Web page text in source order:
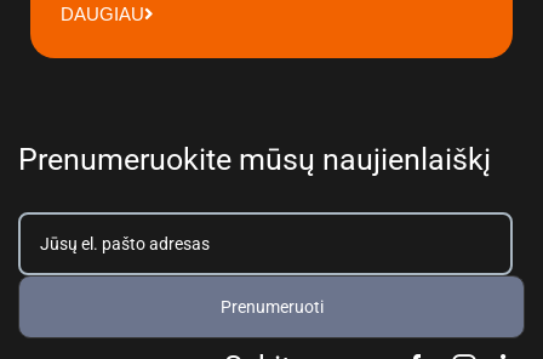
DAUGIAU
Prenumeruokite mūsų naujienlaiškį
Prenumeruoti